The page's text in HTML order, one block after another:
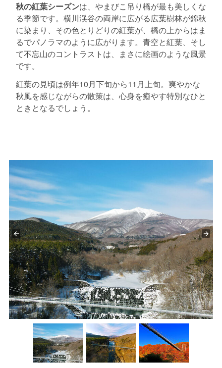
秋の紅葉シーズンは、やまびこ吊り橋が最も美しくな
る季節です。横川渓谷の両岸に広がる広葉樹林が錦秋
に染まり、その色とりどりの紅葉が、橋の上からはま
るでパノラマのように広がります。青空と紅葉、そし
て不忘山のコントラストは、まさに絵画のような風景
です。
紅葉の見頃は例年10月下旬から11月上旬。爽やかな
秋風を感じながらの散策は、心身を癒やす特別なひと
ときとなるでしょう。